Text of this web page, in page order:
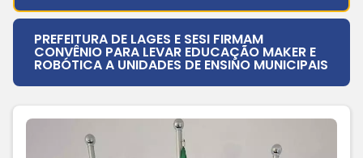
PREFEITURA DE LAGES E SESI FIRMAM
CONVÊNIO PARA LEVAR EDUCAÇÃO MAKER E
ROBÓTICA A UNIDADES DE ENSINO MUNICIPAIS